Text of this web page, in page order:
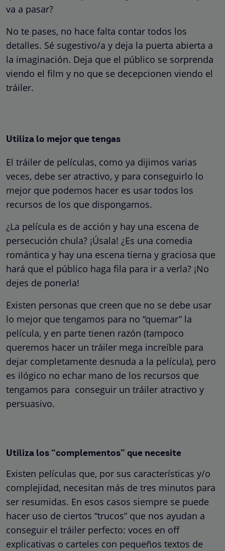
va a pasar?
No te pases, no hace falta contar todos los
detalles. Sé sugestivo/a y deja la puerta abierta a
la imaginación. Deja que el público se sorprenda
viendo el film y no que se decepcionen viendo el
tráiler.
Utiliza lo mejor que tengas
El tráiler de películas, como ya dijimos varias
veces, debe ser atractivo, y para conseguirlo lo
mejor que podemos hacer es usar todos los
recursos de los que dispongamos.
¿La película es de acción y hay una escena de
persecución chula? ¡Úsala! ¿Es una comedia
romántica y hay una escena tierna y graciosa que
hará que el público haga fila para ir a verla? ¡No
dejes de ponerla!
Existen personas que creen que no se debe usar
lo mejor que tengamos para no “quemar” la
película, y en parte tienen razón (tampoco
queremos hacer un tráiler mega increíble para
dejar completamente desnuda a la película), pero
es ilógico no echar mano de los recursos que
tengamos para conseguir un tráiler atractivo y
persuasivo.
Utiliza los “complementos” que necesite
Existen películas que, por sus características y/o
complejidad, necesitan más de tres minutos para
ser resumidas. En esos casos siempre se puede
hacer uso de ciertos “trucos” que nos ayudan a
conseguir el tráiler perfecto: voces en off
explicativas o carteles con pequeños textos de